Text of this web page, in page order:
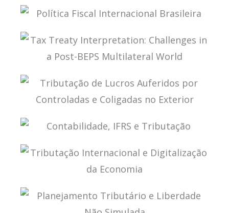
FUNDAMENTOS DO DIREITO TRIBUTÁRIO
BRASILEIRO (2 ED.)
POLÍTICA FISCAL INTERNACIONAL BRASILEIRA
TAX TREATY INTERPRETATION: CHALLENGES IN
A POST-BEPS MULTILATERAL WORLD
TRIBUTAÇÃO DE LUCROS AUFERIDOS POR
CONTROLADAS E COLIGADAS NO EXTERIOR
CONTABILIDADE, IFRS E TRIBUTAÇÃO
TRIBUTAÇÃO INTERNACIONAL E DIGITALIZAÇÃO
DA ECONOMIA